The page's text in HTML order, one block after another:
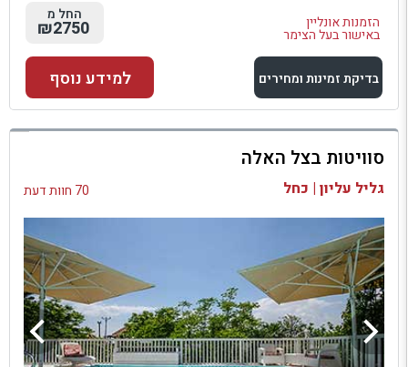
הזמנות אונליין
באישור בעל הצימר
החל מ
₪2750
בדיקת זמינות ומחירים
למתחם זה
בדיקת זמינות ומחירים
למידע נוסף
סוויטות בצל האלה
גליל עליון | כחל 70 חוות דעת